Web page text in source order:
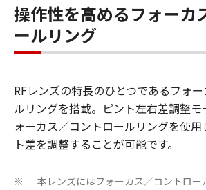
操作性を高めるフォーカ
ールリング
RFレンズの特長のひとつであるフォ
ルリングを搭載。ピント左右差調整モ
ォーカス／コントロールリングを使
ト差を調整することが可能です。
※
本レンズにはフォーカス／コントロー